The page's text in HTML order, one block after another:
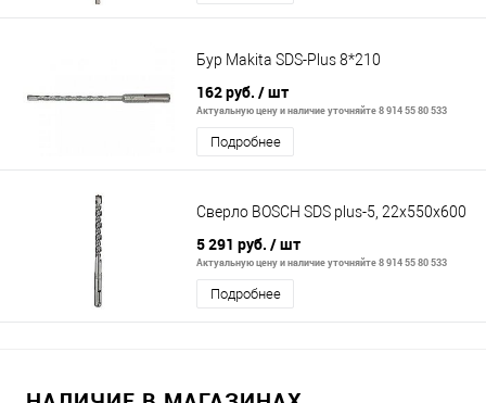
Бур Makita SDS-Plus 8*210
162 руб. / шт
Актуальную цену и наличие уточняйте 8 914 55 80 533
Подробнее
Сверло BOSCH SDS plus-5, 22x550x600
5 291 руб. / шт
Актуальную цену и наличие уточняйте 8 914 55 80 533
Подробнее